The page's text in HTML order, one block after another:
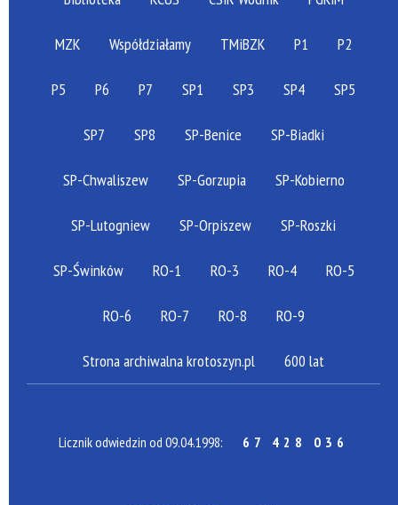
MZK Współdziałamy TMiBZK P1 P2
P5 P6 P7 SP1 SP3 SP4 SP5
SP7 SP8 SP-Benice SP-Biadki
SP-Chwaliszew SP-Gorzupia SP-Kobierno
SP-Lutogniew SP-Orpiszew SP-Roszki
SP-Świnków RO-1 RO-3 RO-4 RO-5
RO-6 RO-7 RO-8 RO-9
Strona archiwalna krotoszyn.pl 600 lat
Licznik odwiedzin od 09.04.1998: 67 428 036